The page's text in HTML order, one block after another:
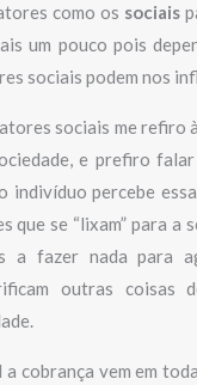
como os sociais
um pouco pois
sociais podem nos
sociais me refiro
e prefiro
indivíduo percebe
que se “lixam” para a
a fazer nada para
outras coisas
cobrança vem em